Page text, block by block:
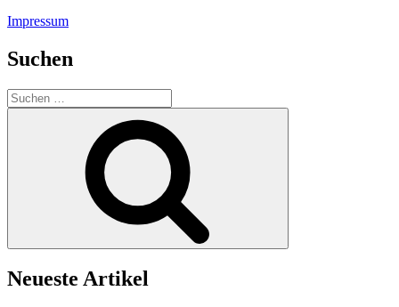
Impressum
Suchen
Suchen
nach:
Neueste Artikel